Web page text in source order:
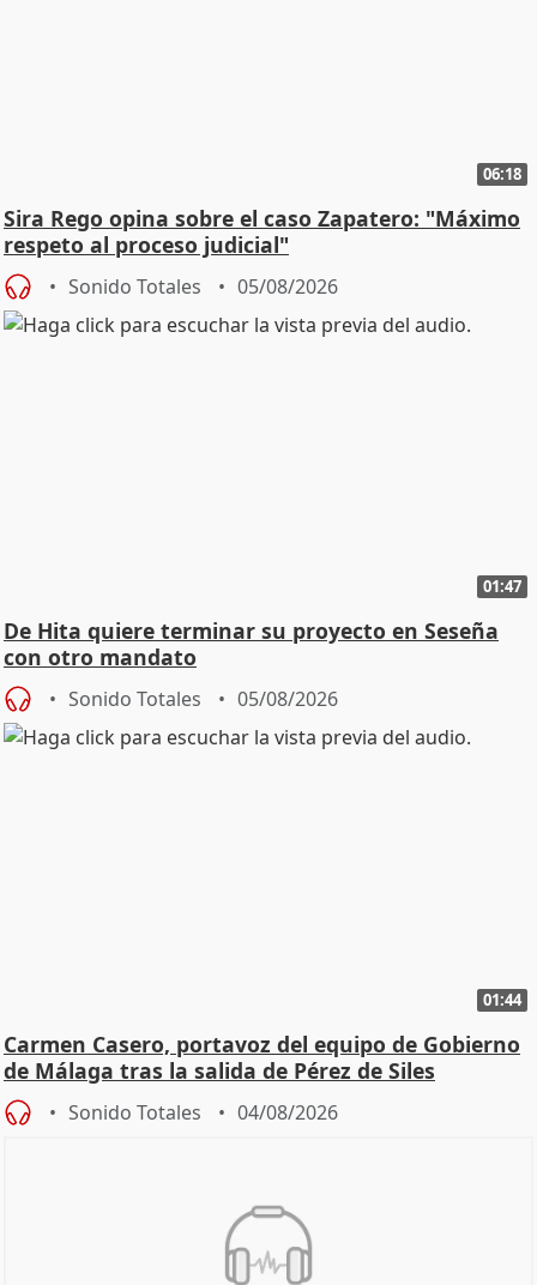
06:18
Sira Rego opina sobre el caso Zapatero: "Máximo
respeto al proceso judicial"
Sonido Totales 05/08/2026
01:47
De Hita quiere terminar su proyecto en Seseña
con otro mandato
Sonido Totales 05/08/2026
01:44
Carmen Casero, portavoz del equipo de Gobierno
de Málaga tras la salida de Pérez de Siles
Sonido Totales 04/08/2026